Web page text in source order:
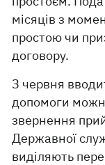
місяців з
простою чи
договору.
З червня
допомоги
звернення
Державної
виділяють